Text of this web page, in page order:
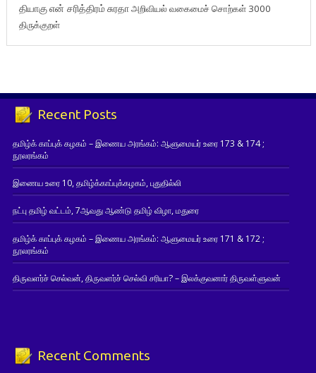
தியாகுஎன் சரித்திரம்சுரதாஅறிவியல் வகைமைச் சொற்கள் 3000
திருக்குறள்
Recent Posts
தமிழ்க் காப்புக் கழகம் – இணைய அரங்கம்: ஆளுமையர் உரை 173 & 174 ;
நூலரங்கம்
இணைய உரை 10, தமிழ்க்காப்புக்கழகம், புதுதில்லி
நட்பு தமிழ் வட்டம், 7ஆவது ஆண்டு தமிழ் விழா, மதுரை
தமிழ்க் காப்புக் கழகம் – இணைய அரங்கம்: ஆளுமையர் உரை 171 & 172 ;
நூலரங்கம்
திருவளர்ச் செல்வன், திருவளர்ச் செல்வி சரியா? – இலக்குவனார் திருவள்ளுவன்
Recent Comments